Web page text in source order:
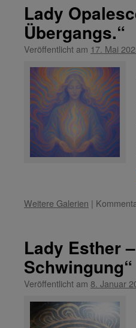
Lady
Übergangs.“
Veröffentlicht am 17. Mai
Weitere Galerien |
Lady Esther
Schwingung“
Veröffentlicht am 8. Januar